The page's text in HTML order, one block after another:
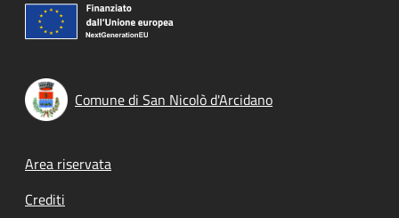
Comune di San Nicolò d'Arcidano
Footer menu
Area riservata
Crediti